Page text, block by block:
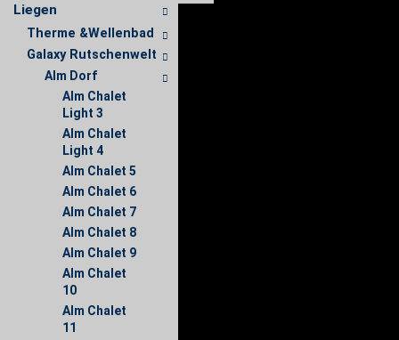
Liegen
Therme &Wellenbad
Galaxy Rutschenwelt
Alm Dorf
Alm Chalet
Light 3
Alm Chalet
Light 4
Alm Chalet 5
Alm Chalet 6
Alm Chalet 7
Alm Chalet 8
Alm Chalet 9
Alm Chalet
10
Alm Chalet
11